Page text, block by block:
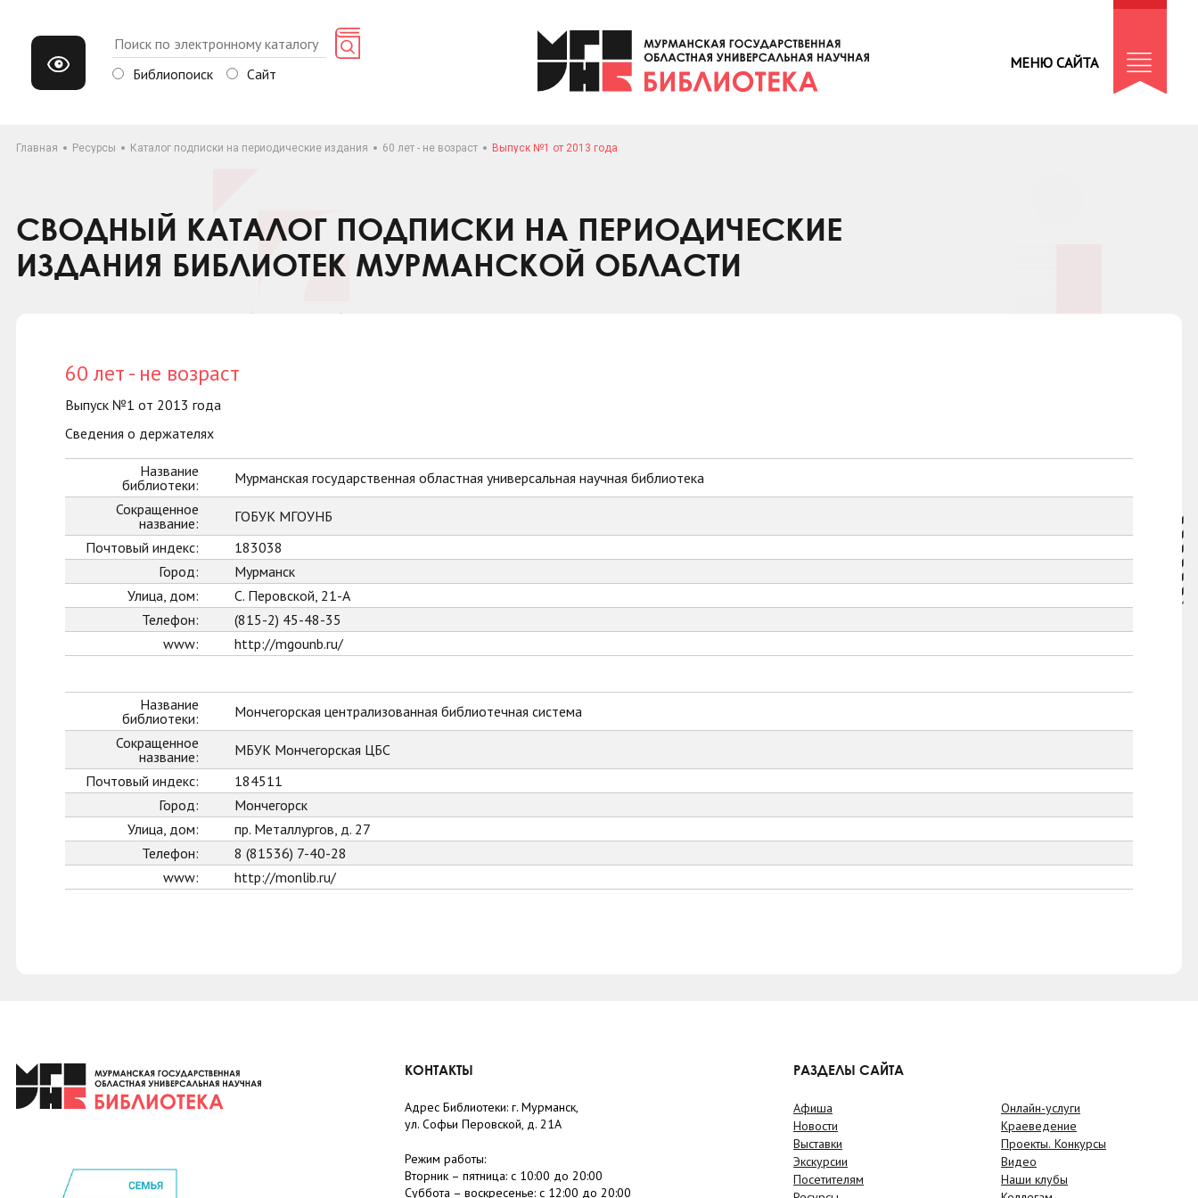
Библиопоиск Сайт
МЕНЮ САЙТА
Главная Ресурсы Каталог подписки на периодические издания 60 лет - не возраст Выпуск №1 от 2013 года
СВОДНЫЙ КАТАЛОГ ПОДПИСКИ НА ПЕРИОДИЧЕСКИЕ
ИЗДАНИЯ БИБЛИОТЕК МУРМАНСКОЙ ОБЛАСТИ
60 лет - не возраст
Выпуск №1 от 2013 года
Сведения о держателях
Название
библиотеки:
Мурманская государственная областная универсальная научная библиотека
Сокращенное
название:
ГОБУК МГОУНБ
Почтовый индекс:
183038
Город:
Мурманск
Улица, дом:
С. Перовской, 21-А
Телефон:
(815-2) 45-48-35
www:
http://mgounb.ru/
Название
библиотеки:
Мончегорская централизованная библиотечная система
Сокращенное
название:
МБУК Мончегорская ЦБС
Почтовый индекс:
184511
Город:
Мончегорск
Улица, дом:
пр. Металлургов, д. 27
Телефон:
8 (81536) 7-40-28
www:
http://monlib.ru/
КОНТАКТЫ
Адрес Библиотеки: г. Мурманск,
ул. Софьи Перовской, д. 21А
Режим работы:
Вторник – пятница: с 10:00 до 20:00
Суббота – воскресенье: c 12:00 до 20:00
РАЗДЕЛЫ САЙТА
Афиша
Новости
Выставки
Экскурсии
Посетителям
Онлайн-услуги
Краеведение
Проекты. Конкурсы
Видео
Наши клубы